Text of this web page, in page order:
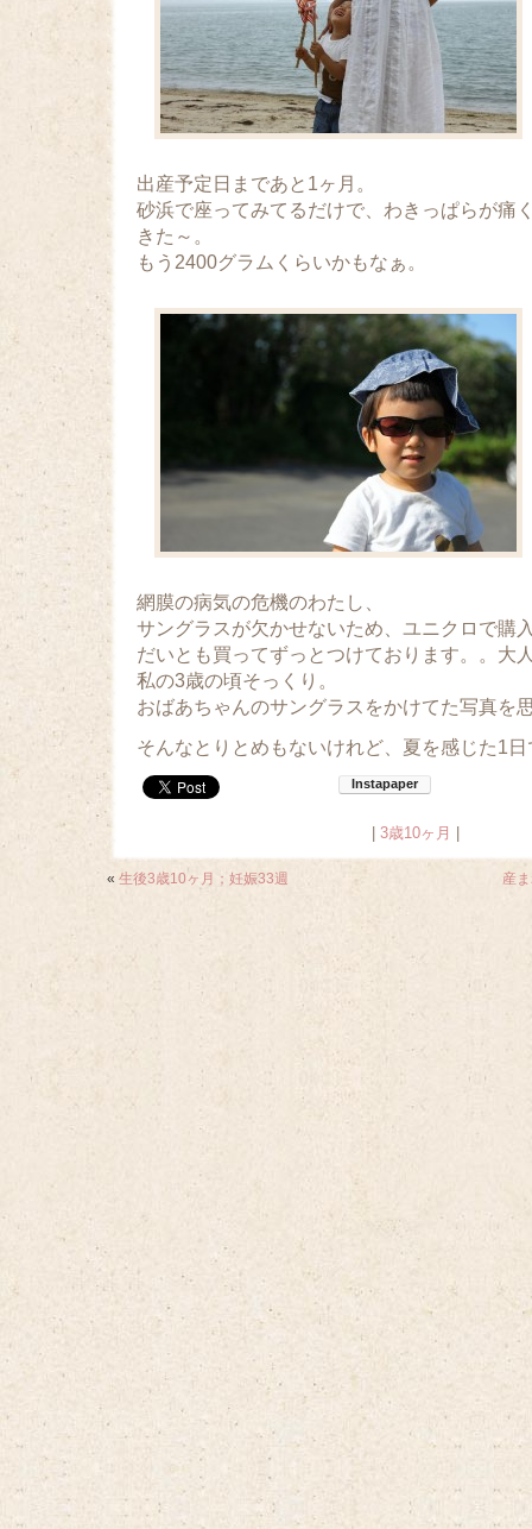
出産予定日まであと1ヶ月。
砂浜で座ってみてるだけで、わきっぱらが痛
きた～。
もう2400グラムくらいかもなぁ。
網膜の病気の危機のわたし、
サングラスが欠かせないため、ユニクロで購
だいとも買ってずっとつけております。。大
私の3歳の頃そっくり。
おばあちゃんのサングラスをかけてた写真を
そんなとりとめもないけれど、夏を感じた1
3歳10ヶ月
« 生後3歳10ヶ月；妊娠33週 産